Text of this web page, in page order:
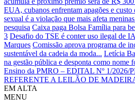
EUA, cubanos enfrentam apagões e custo
sexual é a violação que mais afeta
pesquisa Caixa paga Bolsa Família para
3 Desafio do TSE é conter uso ilegal de
Marques Comissão aprova programa de
sustentável da cadeia da moda... Letícia
na gestão pública e desponta como nome
Ensino da PMRO – EDITAL Nº 1/2026/
REFERENTE A LEILÃO DE
EM ALTA
MENU